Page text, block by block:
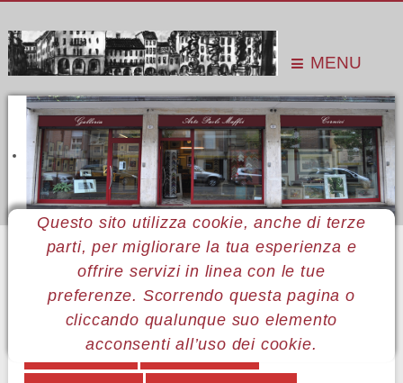
MENU
Questo sito utilizza cookie, anche di terze
parti, per migliorare la tua esperienza e
offrire servizi in linea con le tue
preferenze. Scorrendo questa pagina o
cliccando qualunque suo elemento
acconsenti all’uso dei cookie.
Sei qui: Home Le mostre Mostre 2020
Cynthia Verri
Note biografiche
MENÙ CYNTHIA VERRI
Vedere Padova Note biografiche